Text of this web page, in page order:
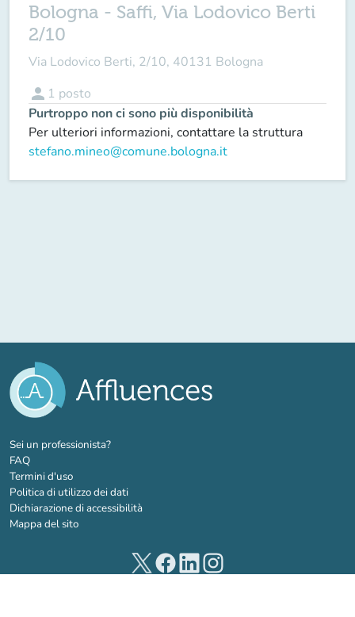
Bologna - Saffi, Via Lodovico Berti
2/10
Via Lodovico Berti, 2/10, 40131 Bologna
person 1 posto
Purtroppo non ci sono più disponibilità
Per ulteriori informazioni, contattare la struttura
stefano.mineo@comune.bologna.it
Sei un professionista?(nuova scheda)
FAQ
Termini d'uso
Politica di utilizzo dei dati
Dichiarazione di accessibilità
Mappa del sito
(nuova scheda)
(nuova scheda)
(nuova scheda)